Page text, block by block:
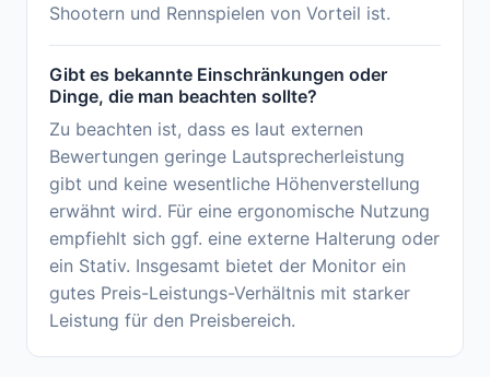
Shootern und Rennspielen von Vorteil ist.
Gibt es bekannte Einschränkungen oder
Dinge, die man beachten sollte?
Zu beachten ist, dass es laut externen
Bewertungen geringe Lautsprecherleistung
gibt und keine wesentliche Höhenverstellung
erwähnt wird. Für eine ergonomische Nutzung
empfiehlt sich ggf. eine externe Halterung oder
ein Stativ. Insgesamt bietet der Monitor ein
gutes Preis-Leistungs-Verhältnis mit starker
Leistung für den Preisbereich.